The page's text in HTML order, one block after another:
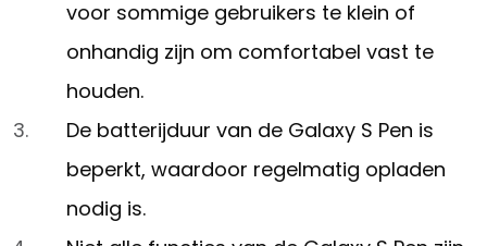
voor sommige gebruikers te klein of
onhandig zijn om comfortabel vast te
houden.
De batterijduur van de Galaxy S Pen is
beperkt, waardoor regelmatig opladen
nodig is.